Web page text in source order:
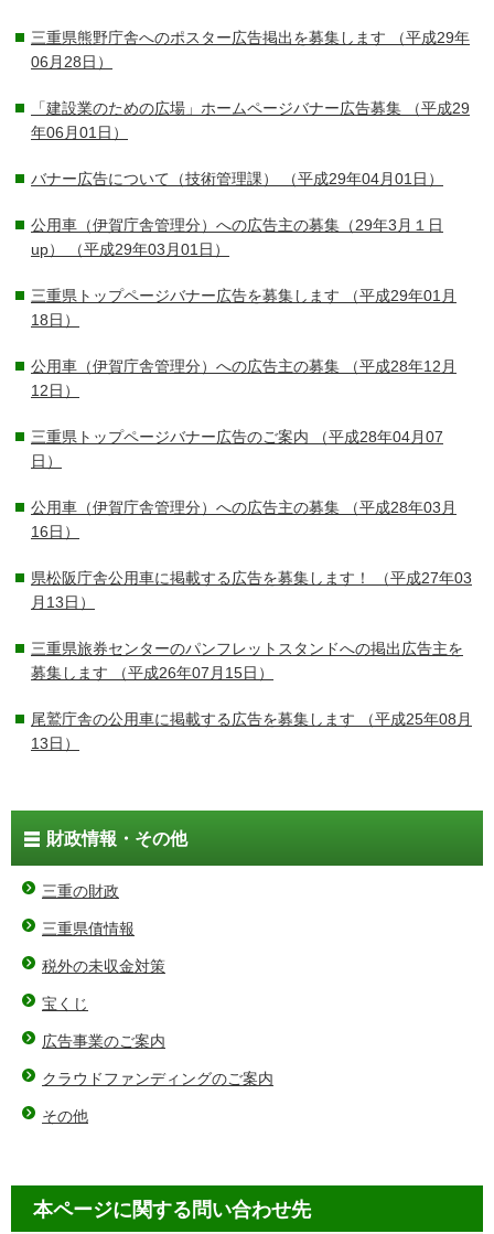
三重県熊野庁舎へのポスター広告掲出を募集します （平成29年
06月28日）
「建設業のための広場」ホームページバナー広告募集 （平成29
年06月01日）
バナー広告について（技術管理課） （平成29年04月01日）
公用車（伊賀庁舎管理分）への広告主の募集（29年3月１日
up）
（平成29年03月01日）
三重県トップページバナー広告を募集します
（平成29年01月
18日）
公用車（伊賀庁舎管理分）への広告主の募集 （平成28年12月
12日）
三重県トップページバナー広告のご案内 （平成28年04月07
日）
公用車（伊賀庁舎管理分）への広告主の募集 （平成28年03月
16日）
県松阪庁舎公用車に掲載する広告を募集します！
（平成27年03
月13日）
三重県旅券センターのパンフレットスタンドへの掲出広告主を
募集します （平成26年07月15日）
尾鷲庁舎の公用車に掲載する広告を募集します （平成25年08月
13日）
財政情報・その他
三重の財政
三重県債情報
税外の未収金対策
宝くじ
広告事業のご案内
クラウドファンディングのご案内
その他
本ページに関する問い合わせ先